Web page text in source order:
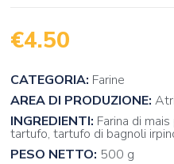
€4.50
CATEGORIA: Farine
AREA DI PRODUZIONE:
INGREDIENTI: Farina di
tartufo, tartufo di bagnoli
PESO NETTO: 500 g